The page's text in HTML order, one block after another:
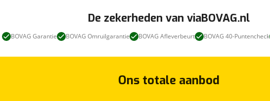
De zekerheden van viaBOVAG.nl
BOVAG Garantie BOVAG Omruilgarantie BOVAG Afleverbeurt BOVAG 40-Puntencheck
Ons totale aanbod